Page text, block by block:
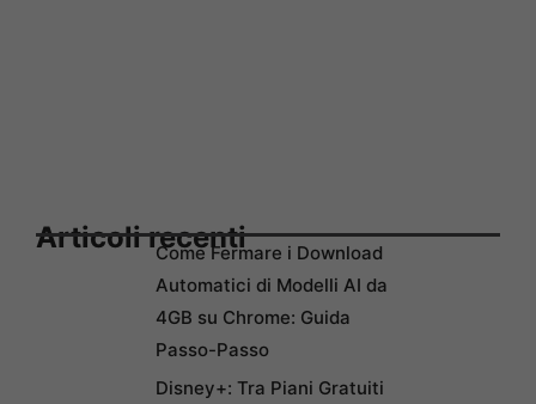
Articoli recentiCome Fermare i Download
Automatici di Modelli AI da
4GB su Chrome: Guida
Passo-Passo
Disney+: Tra Piani Gratuiti